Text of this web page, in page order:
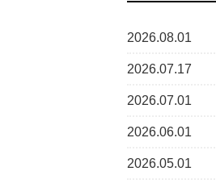
2026.08.01
2026.07.17
2026.07.01
2026.06.01
2026.05.01